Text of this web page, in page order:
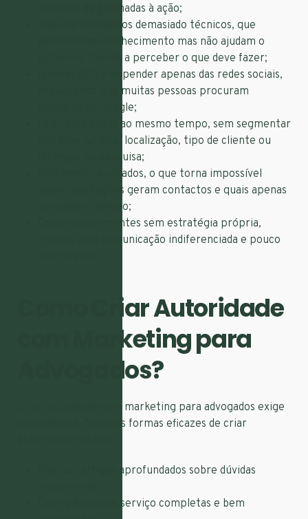
ausência de chamadas à ação;
Publicar conteúdos demasiado técnicos, que
demonstram conhecimento mas não ajudam o
potencial cliente a perceber o que deve fazer;
Ignorar SEO e depender apenas das redes sociais,
esquecendo que muitas pessoas procuram
primeiro no Google;
Falar para todos ao mesmo tempo, sem segmentar
por área jurídica, localização, tipo de cliente ou
intenção de pesquisa;
Não medir resultados, o que torna impossível
saber quais ações geram contactos e quais apenas
consomem tempo;
Copiar concorrentes sem estratégia própria,
criando uma comunicação indiferenciada e pouco
Como Criar Autoridade
com Marketing para
Advogados?
Criar autoridade com marketing para advogados exige
consistência. Algumas formas eficazes de criar
Publicar artigos aprofundados sobre dúvidas
Criar páginas de serviço completas e bem